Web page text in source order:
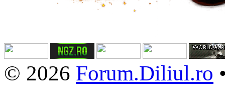
© 2026 Forum.Diliul.ro